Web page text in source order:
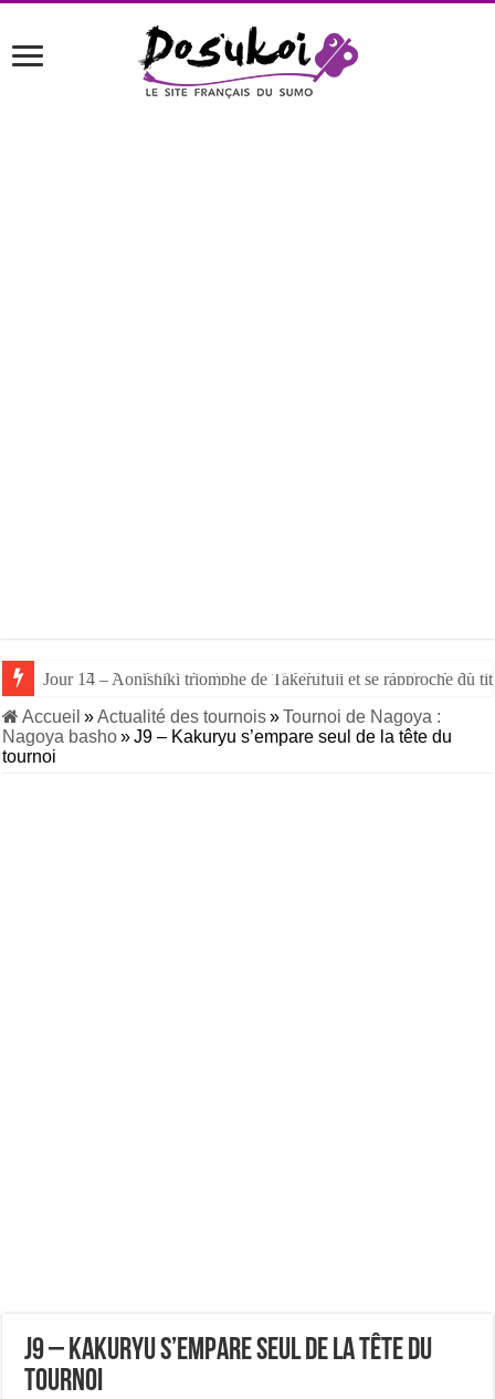
Jour 14 – Aonishiki triomphe de Takerufuji et se rapproche du
Accueil »Actualité des tournois»Tournoi de Nagoya :
Nagoya basho»J9 – Kakuryu s’empare seul de la tête du
tournoi
J9 – Kakuryu s’empare seul de la tête du
tournoi